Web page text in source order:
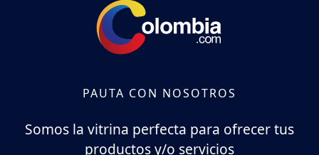
PAUTA CON NOSOTROS
Somos la vitrina perfecta para ofrecer tus
productos y/o servicios